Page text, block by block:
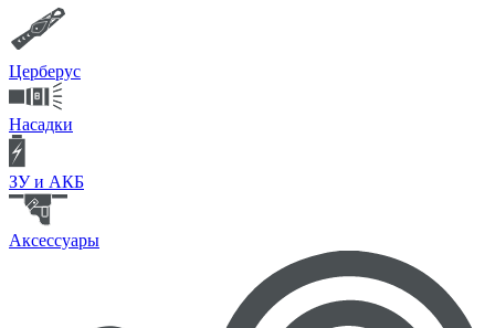
Церберус
Насадки
ЗУ и АКБ
Аксессуары